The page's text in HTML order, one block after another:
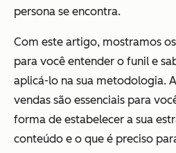
persona se encontra.
Com este artigo, mostramos
para você entender o funil e
aplicá-lo na sua metodologia.
vendas são essenciais para
forma de estabelecer a sua
conteúdo e o que é preciso